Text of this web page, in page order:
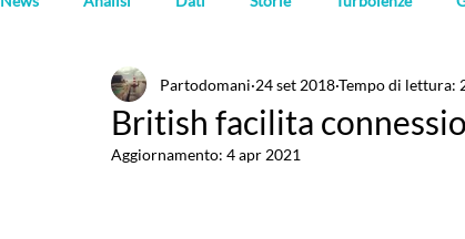
British facilita
Partodomani 24 set 2018Tempo di lettura:
Aggiornamento: 4 apr 2021